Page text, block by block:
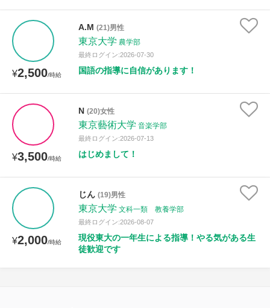
¥2,500/時給
A.M (21)男性
東京大学 農学部
最終ログイン:2026-07-30
国語の指導に自信があります！
¥3,500/時給
N (20)女性
東京藝術大学 音楽学部
最終ログイン:2026-07-13
はじめまして！
¥2,000/時給
じん (19)男性
東京大学 文科一類 教養学部
最終ログイン:2026-08-07
現役東大の一年生による指導！やる気がある生
徒歓迎です